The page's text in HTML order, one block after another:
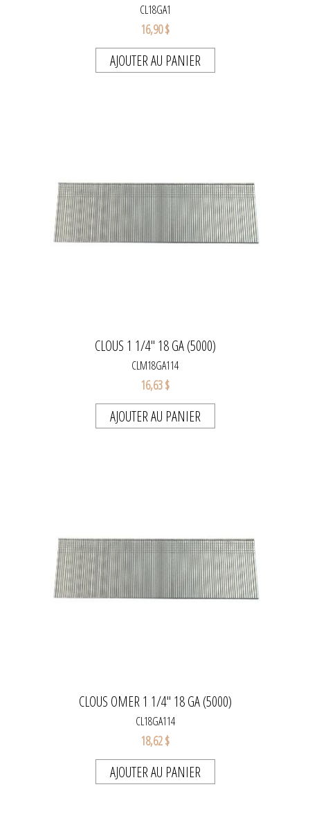
CL18GA1
16,90 $
AJOUTER AU PANIER
CLOUS 1 1/4'' 18 GA (5000)
CLM18GA114
16,63 $
AJOUTER AU PANIER
CLOUS OMER 1 1/4" 18 GA (5000)
CL18GA114
18,62 $
AJOUTER AU PANIER